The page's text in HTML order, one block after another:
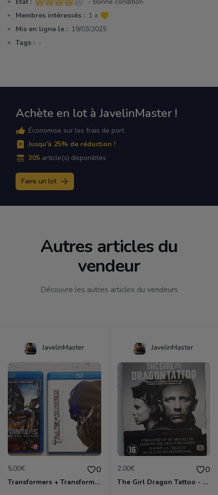
4 sur 5 étoiles
Membres intéressés : 1 x
Mis en ligne le : 19/03/2025
Tags : -
Achète en lot à JavelinMaster !
Économise sur les frais de port
Jusqu'à 25% de réduction !
305 article(s) disponibles
Faire un lot
Autres articles du
vendeur
Découvre les autres articles du vendeurs
JavelinMaster
5.00€ 0
Transformers + Transformers 2 : La Revanche
JavelinMaster
2.00€ 0
The Girl Dragon Tattoo - Blu-Ray